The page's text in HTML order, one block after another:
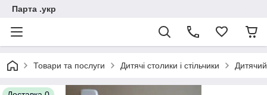
Парта .укр
Товари та послуги Дитячі столики і стільчики Дитячий